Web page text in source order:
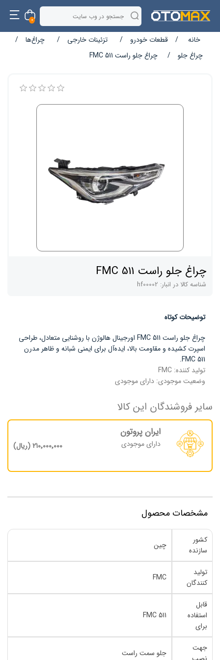
0
خانه / قطعات خودرو / تزئینات خارجی / چراغ‌ها
/
چراغ جلو
/ چراغ جلو راست FMC 511
چراغ جلو راست FMC 511
شناسه کالا در انبار: hf00002
توضیحات کوتاه
چراغ جلو راست FMC 511 اورجینال هالوژن با روشنایی متعادل، طراحی
اسپرت کشیده و مقاومت بالا، ایده‌آل برای ایمنی شبانه و ظاهر مدرن
FMC 511.
تولید کننده: FMC
وضعیت موجودی: دارای موجودی
سایر فروشندگان این کالا
ایران پروتون
دارای موجودی 210٬000٬000 (ریال)
مشخصات محصول
کشور
سازنده
چین
تولید
کنندگان
FMC
قابل
استفاده
برای
FMC 511
جهت
جلو سمت راست